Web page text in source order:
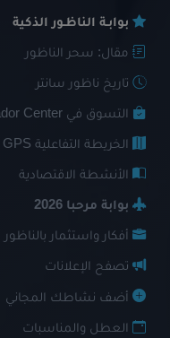
بوابـة الناظـور الذكية
مقال: سحر الناظور
تاريخ ناظور سانتر
التسوق في Nador Center
الخريطة التفاعلية GPS
الأنشطة الاقتصادية
بوابة مرحبا 2026
أفكار واستثمار بالناظور
تصفح الإعلانات
أضف نشاطك المجاني
العطل والمناسبات